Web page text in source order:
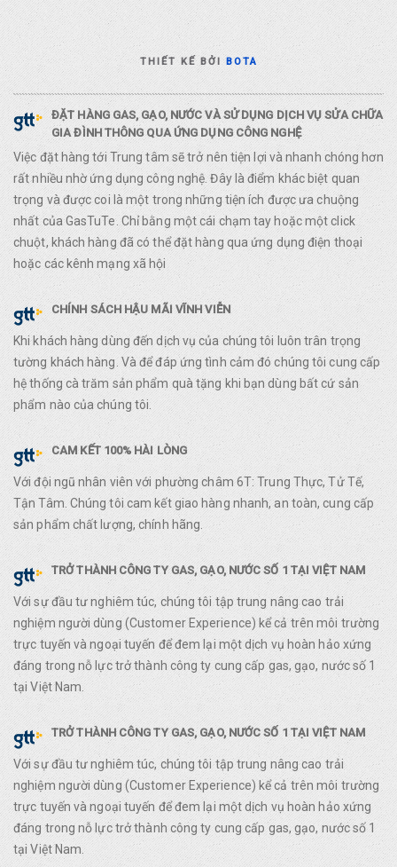
THIẾT KẾ BỞIBOTA
ĐẶT HÀNG GAS, GẠO, NƯỚC VÀ SỬ DỤNG DỊCH VỤ SỬA CHỮA
GIA ĐÌNH THÔNG QUA ỨNG DỤNG CÔNG NGHỆ
Việc đặt hàng tới Trung tâm sẽ trở nên tiện lợi và nhanh chóng hơn
rất nhiều nhờ ứng dụng công nghệ. Đây là điểm khác biệt quan
trọng và được coi là một trong những tiện ích được ưa chuộng
nhất của GasTuTe. Chỉ bằng một cái chạm tay hoặc một click
chuột, khách hàng đã có thể đặt hàng qua ứng dụng điện thoại
hoặc các kênh mạng xã hội
CHÍNH SÁCH HẬU MÃI VĨNH VIỄN
Khi khách hàng dùng đến dịch vụ của chúng tôi luôn trân trọng
tường khách hàng. Và để đáp ứng tình cảm đó chúng tôi cung cấp
hệ thống cà trăm sản phẩm quà tặng khi bạn dùng bất cứ sản
phẩm nào của chúng tôi.
CAM KẾT 100% HÀI LÒNG
Với đội ngũ nhân viên với phường châm 6T: Trung Thực, Tử Tế,
Tận Tâm. Chúng tôi cam kết giao hàng nhanh, an toàn, cung cấp
sản phẩm chất lượng, chính hãng.
TRỞ THÀNH CÔNG TY GAS, GẠO, NƯỚC SỐ 1 TẠI VIỆT NAM
Với sự đầu tư nghiêm túc, chúng tôi tập trung nâng cao trải
nghiệm người dùng (Customer Experience) kể cả trên môi trường
trực tuyến và ngoại tuyến để đem lại một dịch vụ hoàn hảo xứng
đáng trong nỗ lực trở thành công ty cung cấp gas, gạo, nước số 1
tại Việt Nam.
TRỞ THÀNH CÔNG TY GAS, GẠO, NƯỚC SỐ 1 TẠI VIỆT NAM
Với sự đầu tư nghiêm túc, chúng tôi tập trung nâng cao trải
nghiệm người dùng (Customer Experience) kể cả trên môi trường
trực tuyến và ngoại tuyến để đem lại một dịch vụ hoàn hảo xứng
đáng trong nỗ lực trở thành công ty cung cấp gas, gạo, nước số 1
tại Việt Nam.